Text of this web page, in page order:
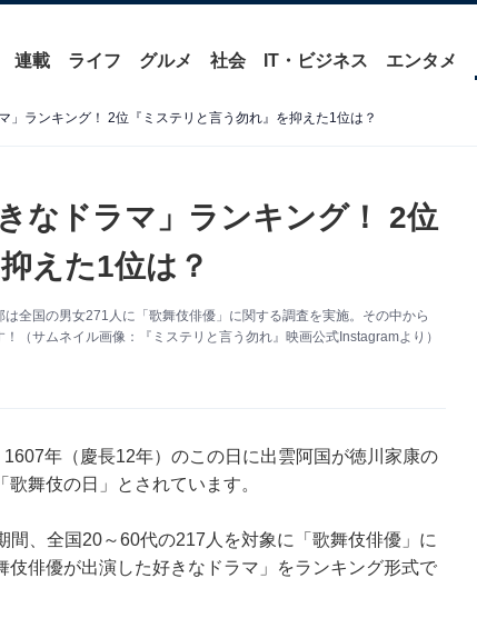
連載 ライフ グルメ 社会 IT・ビジネス エンタメ
」ランキング！ 2位『ミステリと言う勿れ』を抑えた1位は？
なドラマ」ランキング！ 2位
えた1位は？
全国の男女271人に「歌舞伎俳優」に関する調査を実施。その中から
（サムネイル画像：『ミステリと言う勿れ』映画公式Instagramより）
年（慶長12年）のこの日に出雲阿国が徳川家康の
舞伎の日」とされています。
、全国20～60代の217人を対象に「歌舞伎俳優」に
俳優が出演した好きなドラマ」をランキング形式で